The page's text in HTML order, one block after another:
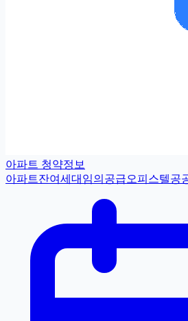
아파트 청약정보
아파트잔여세대 임의공급오피스텔공